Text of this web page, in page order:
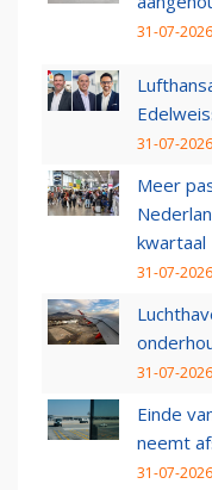
31-07-
31-07-
Meer
kwartaal
31-07-
31-07-
Einde
neemt
31-07-